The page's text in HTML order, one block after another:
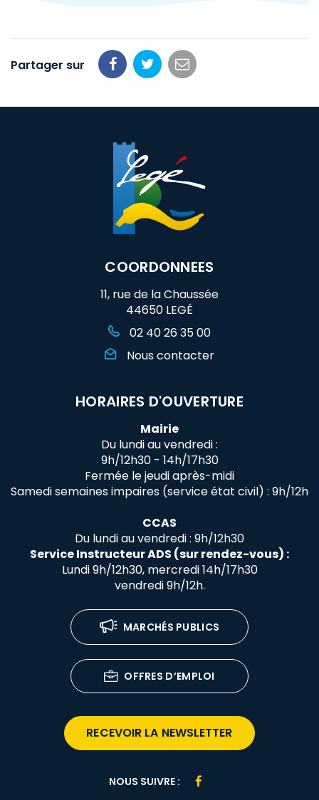
Partager sur
Partager
Facebook
Partager
Twitter
Partager
email
COORDONNEES
11, rue de la Chaussée
44650 LEGÉ
02 40 26 35 00
Nous contacter
HORAIRES D'OUVERTURE
Mairie
Du lundi au vendredi :
9h/12h30 - 14h/17h30
Fermée le jeudi après-midi
Samedi semaines impaires (service état civil) : 9h/12h
CCAS
Du lundi au vendredi : 9h/12h30
Service Instructeur ADS (sur rendez-vous) :
Lundi 9h/12h30, mercredi 14h/17h30
vendredi 9h/12h.
MARCHÉS PUBLICS
OFFRES D’EMPLOI
RECEVOIR LA NEWSLETTER
NOUS SUIVRE :